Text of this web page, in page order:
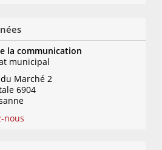
la communication
municipal
Marché 2
6904
nous